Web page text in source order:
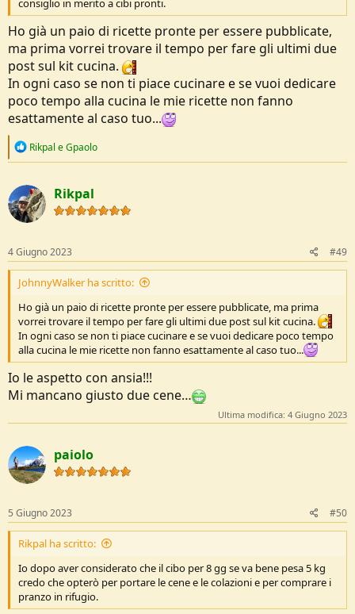
consiglio in merito a cibi pronti.
Ho già un paio di ricette pronte per essere pubblicate,
ma prima vorrei trovare il tempo per fare gli ultimi due
post sul kit cucina.
In ogni caso se non ti piace cucinare e se vuoi dedicare
poco tempo alla cucina le mie ricette non fanno
esattamente al caso tuo...
R
c
t
i
o
s
:
Rikpal eGpaolo
Rikpal
4 Giugno 2023 #49
JohnnyWalker ha scritto:
Ho già un paio di ricette pronte per essere pubblicate, ma prima
vorrei trovare il tempo per fare gli ultimi due post sul kit cucina.
In ogni caso se non ti piace cucinare e se vuoi dedicare poco tempo
alla cucina le mie ricette non fanno esattamente al caso tuo...
Io le aspetto con ansia!!!
Mi mancano giusto due cene…
Ultima modifica: 4 Giugno 2023
paiolo
5 Giugno 2023 #50
Rikpal ha scritto:
Io dopo aver considerato che il cibo per 8 gg se va bene pesa 5 kg
credo che opterò per portare le cene e le colazioni e per comprare i
pranzo in rifugio.